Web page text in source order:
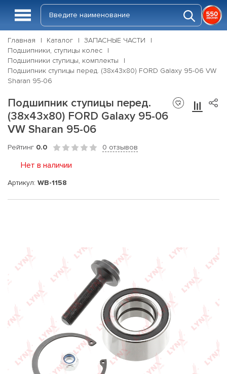
Главная Каталог
ЗАПАСНЫЕ ЧАСТИ
Подшипники, ступицы колес
Подшипники ступицы, комплекты
Подшипник ступицы перед. (38x43x80) FORD Galaxy 95-06 VW
Sharan 95-06
Подшипник ступицы перед.
(38x43x80) FORD Galaxy 95-06
VW Sharan 95-06
Рейтинг 0.0 0 отзывов
Нет в наличии
Артикул: WB-1158